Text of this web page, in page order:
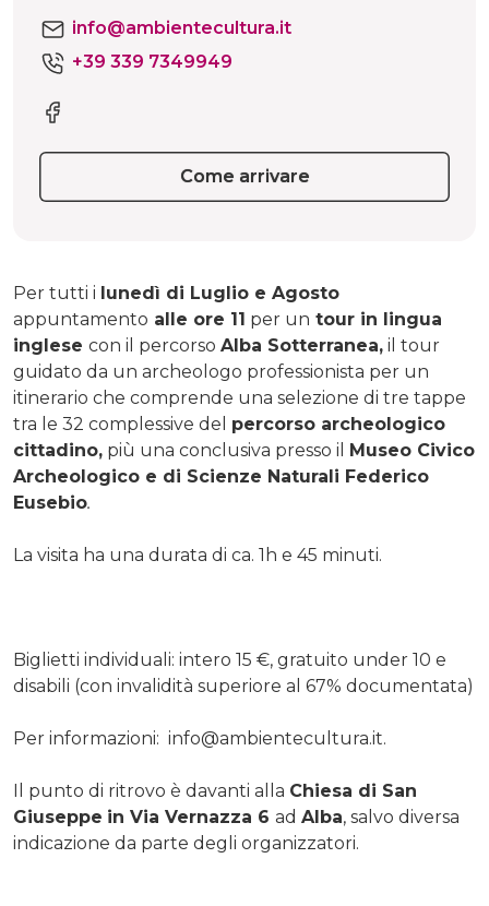
Per tutti i lunedì di Luglio e Agosto
appuntamento alle ore 11 per un tour in lingua
inglese con il percorso Alba Sotterranea, il tour
guidato da un archeologo professionista per un
itinerario che comprende una selezione di tre tappe
tra le 32 complessive del percorso archeologico
cittadino, più una conclusiva presso il Museo Civico
Archeologico e di Scienze Naturali Federico
Eusebio.
La visita ha una durata di ca. 1h e 45 minuti.
Biglietti individuali: intero 15 €, gratuito under 10 e
disabili (con invalidità superiore al 67% documentata)
Per informazioni: info@ambientecultura.it.
Il punto di ritrovo è davanti alla Chiesa di San
Giuseppe in Via Vernazza 6 ad Alba, salvo diversa
indicazione da parte degli organizzatori.
info@ambientecultura.it
+39 339 7349949
Come arrivare